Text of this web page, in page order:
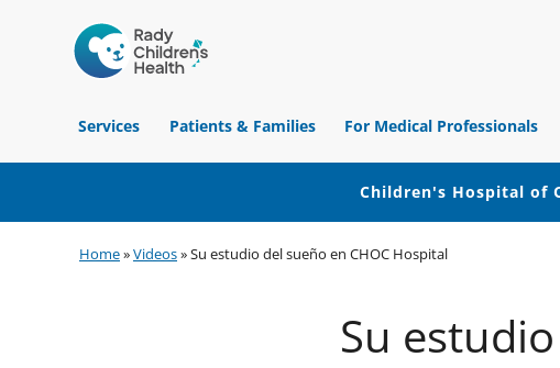
Hospital
of
Orange
Services
Patients & Families For Medical Professionals
Children's Hospital of
to
to
to
Home»Videos»Su estudio del sueño en CHOC Hospital
Su